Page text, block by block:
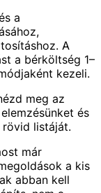
a
A
a bérköltség 1–
kezeli.
meg az
és
rövid listáját.
már
a kis
abban kell